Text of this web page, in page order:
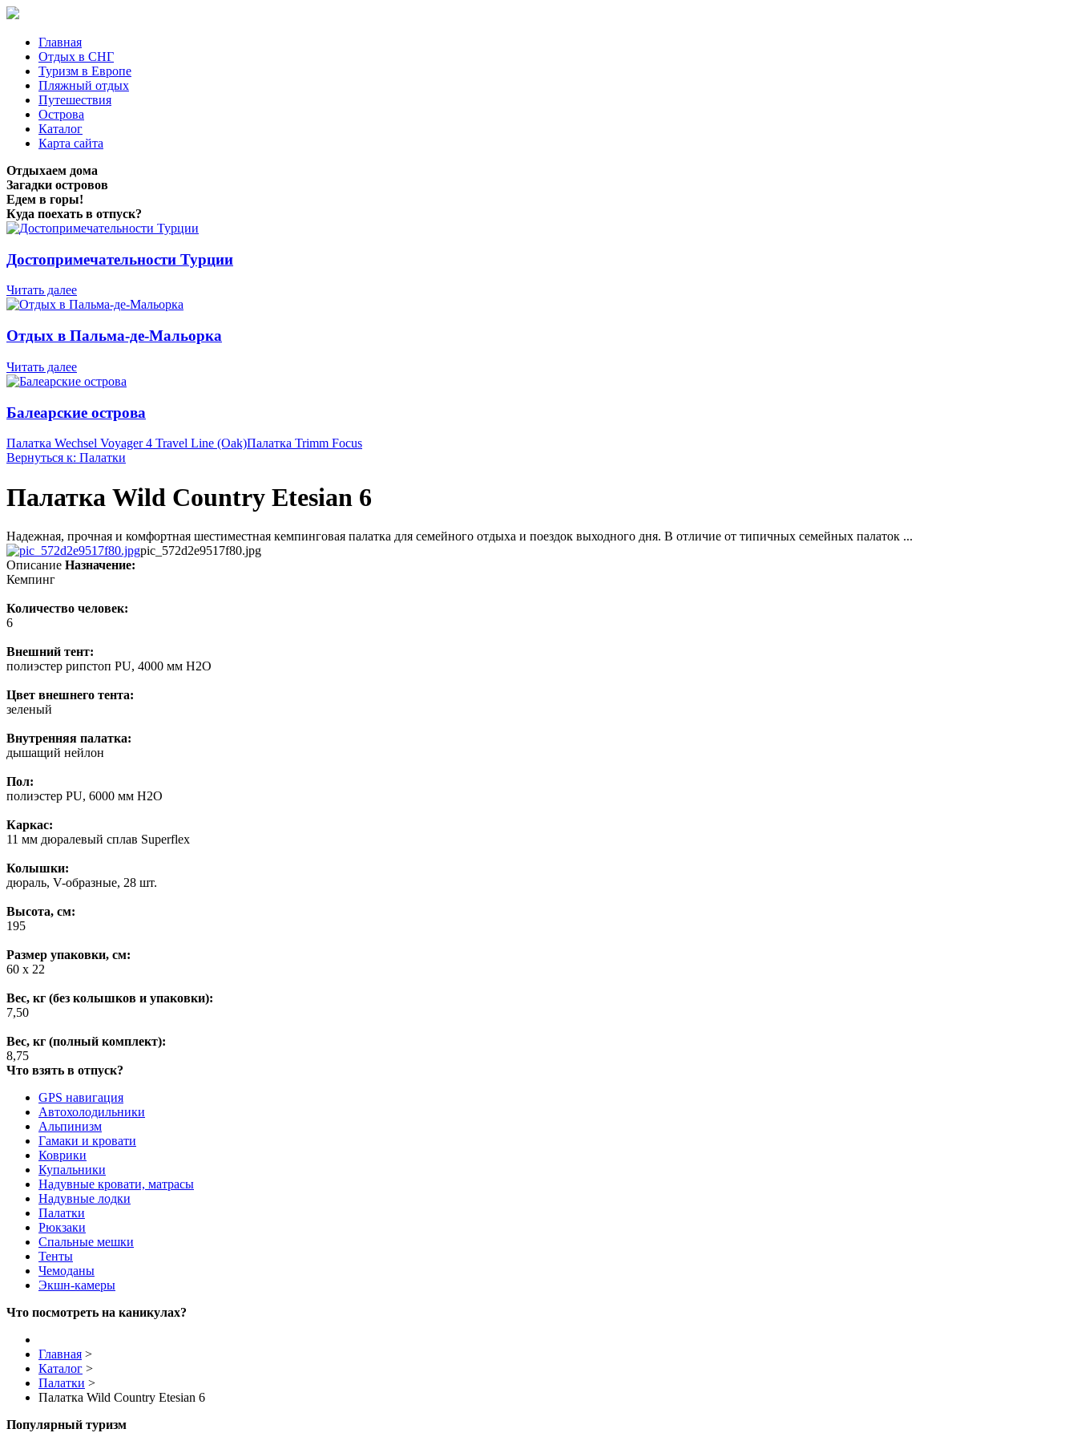
Главная
Отдых в СНГ
Туризм в Европе
Пляжный отдых
Путешествия
Острова
Каталог
Карта сайта
Отдыхаем дома
Загадки островов
Едем в горы!
Куда поехать в отпуск?
Достопримечательности Турции
Читать далее
Отдых в Пальма-де-Мальорка
Читать далее
Балеарские острова
Палатка Wechsel Voyager 4 Travel Line (Oak)Палатка Trimm Focus
Вернуться к: Палатки
Палатка Wild Country Etesian 6
Надежная, прочная и комфортная шестиместная кемпинговая палатка для семейного отдыха и поездок выходного дня. В отличие от типичных семейных палаток ...
pic_572d2e9517f80.jpg
Описание Назначение:
Кемпинг
Количество человек:
6
Внешний тент:
полиэстер рипстоп PU, 4000 мм H2O
Цвет внешнего тента:
зеленый
Внутренняя палатка:
дышащий нейлон
Пол:
полиэстер PU, 6000 мм H2O
Каркас:
11 мм дюралевый сплав Superflex
Колышки:
дюраль, V-образные, 28 шт.
Высота, см:
195
Размер упаковки, см:
60 х 22
Вес, кг (без колышков и упаковки):
7,50
Вес, кг (полный комплект):
8,75
Что взять в отпуск?
GPS навигация
Автохолодильники
Альпинизм
Гамаки и кровати
Коврики
Купальники
Надувные кровати, матрасы
Надувные лодки
Палатки
Рюкзаки
Спальные мешки
Тенты
Чемоданы
Экшн-камеры
Что посмотреть на каникулах?
Главная >
Каталог >
Палатки >
Палатка Wild Country Etesian 6
Популярный туризм